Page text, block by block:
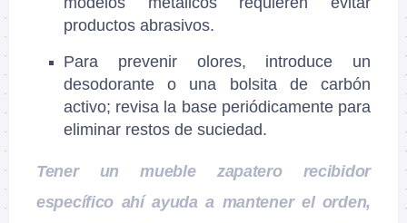
productos abrasivos.
Para prevenir olores, introduce un
desodorante o una bolsita de carbón
activo; revisa la base periódicamente para
eliminar restos de suciedad.
Tener un mueble zapatero recibidor
específico ahí ayuda a mantener el orden,